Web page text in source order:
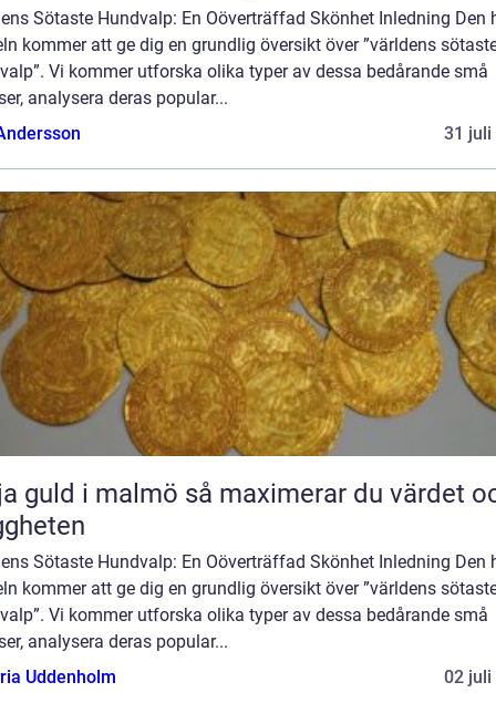
Sötaste Hundvalp: En Oöverträffad Skönhet Inledning Den
kommer att ge dig en grundlig översikt över ”världens
Vi kommer utforska olika typer av dessa bedårande små
analysera deras popular...
31 juli
i malmö så maximerar du värdet och
Sötaste Hundvalp: En Oöverträffad Skönhet Inledning Den
kommer att ge dig en grundlig översikt över ”världens
Vi kommer utforska olika typer av dessa bedårande små
analysera deras popular...
Uddenholm
02 juli